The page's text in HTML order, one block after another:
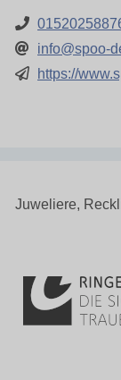
info@spoo-
https://
Juweliere,